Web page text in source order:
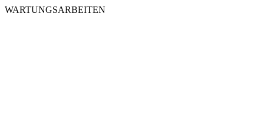
WARTUNGSARBEITEN